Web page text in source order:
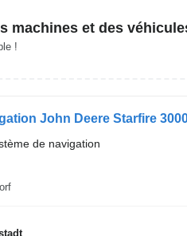
machines et des
!
John Deere Starfire
de navigation